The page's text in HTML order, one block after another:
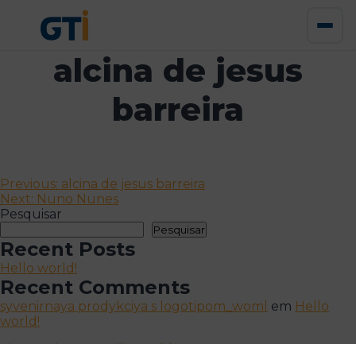
alcina de jesus
barreira
Navegação
de
artigos
Previous: alcina de jesus barreira
Next: Nuno Nunes
Pesquisar
Pesquisar
Recent Posts
Hello world!
Recent Comments
syvenirnaya prodykciya s logotipom_woml em Hello
world!